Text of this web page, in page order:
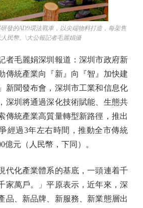
的AD9環法戰車，以尖端物料打造，每架售
人民幣。\大公報記者毛麗娟攝
毛麗娟深圳報道：深圳市政府新
傳統產業向『新』向『智』加快建
新聞發布會，深圳市工業和信息化
深圳將通過深化技術賦能、生態共
傳統產業高質量轉型新路徑，推出
經過3年左右時間，推動全市傳統
億元（人民幣，下同）。
化產業體系的基底，一頭連着千
家萬戶。」平原表示，近年來，深
品、新品牌、新服務、新業態層出